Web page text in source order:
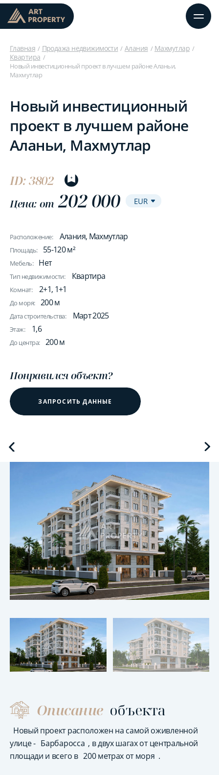
Главная Продажа недвижимости Алания
Махмутлар
Квартира
Новый инвестиционный проект в лучшем районе Аланьи,
Махмутлар
Новый инвестиционный
проект в лучшем районе
Аланьи, Махмутлар
ID: 3802
Цена: от 202 000
Расположение: Алания, Махмутлар
Площадь: 55-120 м²
Мебель: Нет
Тип недвижимости: Квартира
Комнат: 2+1, 1+1
До моря: 200 м
Дата строительства: Март 2025
Этаж: 1,6
До центра: 200 м
Понравился объект?
ЗАПРОСИТЬ ДАННЫЕ
Описание объекта
Новый проект расположен на самой оживленной
улице - Барбаросса , в двух шагах от центральной
площади и всего в 200 метрах от моря .